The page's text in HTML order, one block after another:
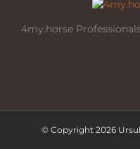
4my.horse
© Copyright 2026